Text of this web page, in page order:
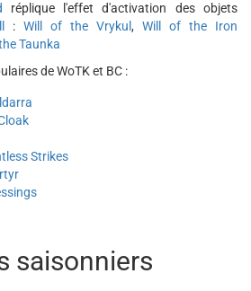
réplique l'effet d'activation des objets
: Will of the Vrykul , Will of the Iron
Taunka
de WoTK et BC :
Strikes
saisonniers